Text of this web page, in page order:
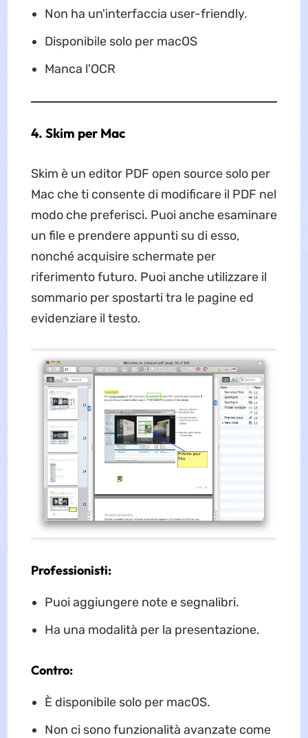
Non ha un'interfaccia user-friendly.
Disponibile solo per macOS
Manca l'OCR
4. Skim per Mac
Skim è un editor PDF open source solo per
Mac che ti consente di modificare il PDF nel
modo che preferisci. Puoi anche esaminare
un file e prendere appunti su di esso,
nonché acquisire schermate per
riferimento futuro. Puoi anche utilizzare il
sommario per spostarti tra le pagine ed
evidenziare il testo.
Professionisti:
Puoi aggiungere note e segnalibri.
Ha una modalità per la presentazione.
Contro:
È disponibile solo per macOS.
Non ci sono funzionalità avanzate come